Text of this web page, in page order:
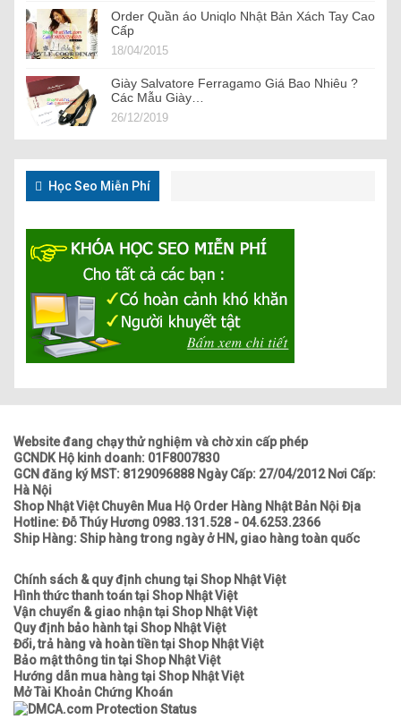
Order Quần áo Uniqlo Nhật Bản Xách Tay Cao
Cấp
18/04/2015
Giày Salvatore Ferragamo Giá Bao Nhiêu ?
Các Mẫu Giày…
26/12/2019
Học Seo Miễn Phí
Website đang chạy thử nghiệm và chờ xin cấp phép
GCNDK Hộ kinh doanh: 01F8007830
GCN đăng ký MST: 8129096888 Ngày Cấp: 27/04/2012 Nơi Cấp:
Hà Nội
Shop Nhật Việt Chuyên Mua Hộ Order Hàng Nhật Bản Nội Địa
Hotline: Đỗ Thúy Hương 0983.131.528 - 04.6253.2366
Ship Hàng: Ship hàng trong ngày ở HN, giao hàng toàn quốc
Chính sách & quy định chung tại Shop Nhật Việt
Hình thức thanh toán tại Shop Nhật Việt
Vận chuyển & giao nhận tại Shop Nhật Việt
Quy định bảo hành tại Shop Nhật Việt
Đổi, trả hàng và hoàn tiền tại Shop Nhật Việt
Bảo mật thông tin tại Shop Nhật Việt
Hướng dẫn mua hàng tại Shop Nhật Việt
Mở Tài Khoản Chứng Khoán